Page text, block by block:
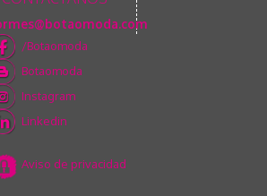
/Botaomoda
Botaomoda
Instagram
Linkedin
Aviso de privacidad